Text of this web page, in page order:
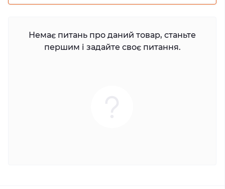
Немає питань про даний товар, станьте
першим і задайте своє питання.